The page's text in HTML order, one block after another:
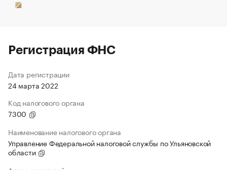
Регистрация ФНС
Дата регистрации
24 марта 2022
Код налогового органа
7300
Наименование налогового органа
Управление Федеральной налоговой службы по Ульяновской
области